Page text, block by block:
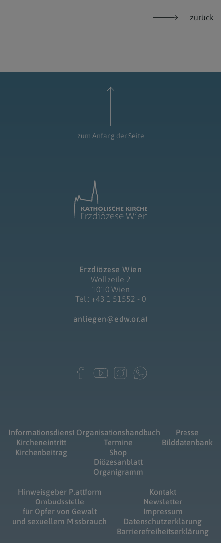
zurück
zum Anfang der Seite
Erzdiözese Wien
Wollzeile 2
1010 Wien
Tel.: +43 1 51552 - 0
anliegen@edw.or.at
Informationsdienst
Kircheneintritt
Kirchenbeitrag
Organisationshandbuch
Termine
Shop
Diözesanblatt
Organigramm
Presse
Bilddatenbank
Hinweisgeber Plattform
Ombudsstelle
für Opfer von Gewalt
und sexuellem Missbrauch
Kontakt
Newsletter
Impressum
Datenschutzerklärung
Barrierefreiheitserklärung